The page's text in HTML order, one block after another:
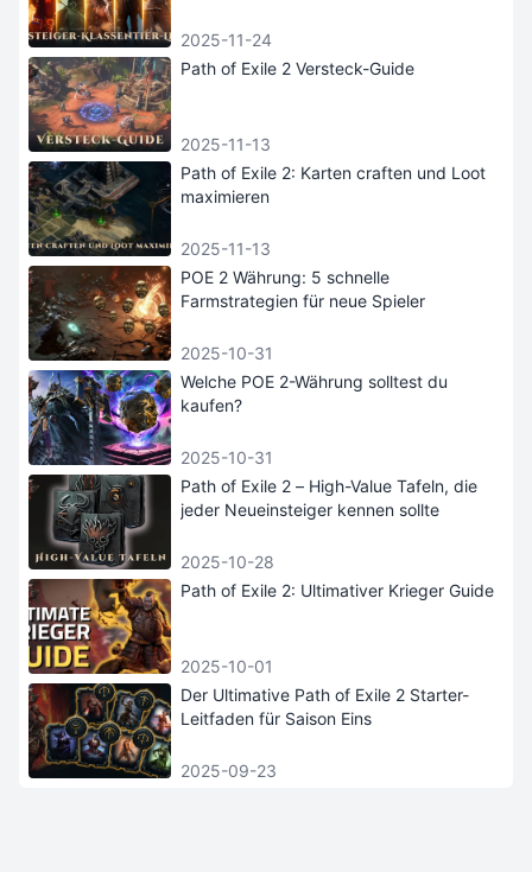
2025-11-24
Path of Exile 2 Versteck-Guide
2025-11-13
Path of Exile 2: Karten craften und Loot
maximieren
2025-11-13
POE 2 Währung: 5 schnelle
Farmstrategien für neue Spieler
2025-10-31
Welche POE 2-Währung solltest du
kaufen?
2025-10-31
Path of Exile 2 – High-Value Tafeln, die
jeder Neueinsteiger kennen sollte
2025-10-28
Path of Exile 2: Ultimativer Krieger Guide
2025-10-01
Der Ultimative Path of Exile 2 Starter-
Leitfaden für Saison Eins
2025-09-23